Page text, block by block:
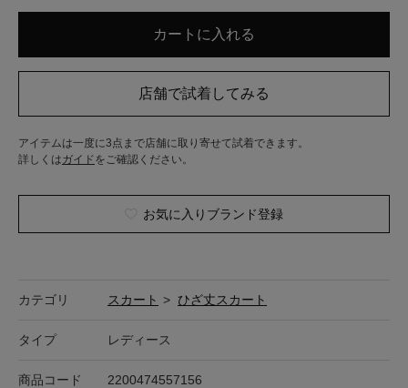
アイテムは一度に3点まで店舗に取り寄せて試着できます。
詳しくはガイド をご確認ください。
お気に入りブランド登録
カテゴリ スカート > ひざ丈スカート
タイプ レディース
商品コード 2200474557156